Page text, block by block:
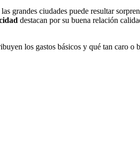
grandes ciudades puede resultar
destacan por su buena relación
los gastos básicos y qué tan caro